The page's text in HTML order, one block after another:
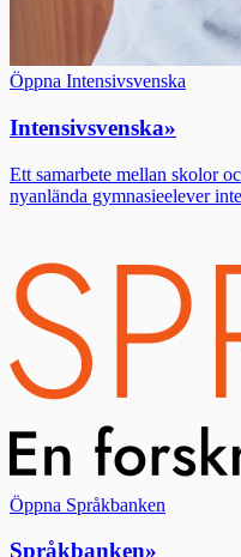
Öppna Intensivsvenska
Intensivsvenska»
Ett samarbete mellan skolor
nyanlända gymnasieelever
Öppna Språkbanken
Språkbanken»